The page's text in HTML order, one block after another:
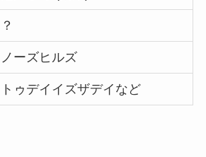
？
ノーズヒルズ
トゥデイイズザデイなど